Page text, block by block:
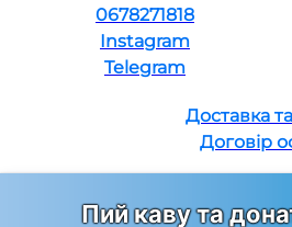
0678271818
Instagram
Telegram
Доставка
Договір